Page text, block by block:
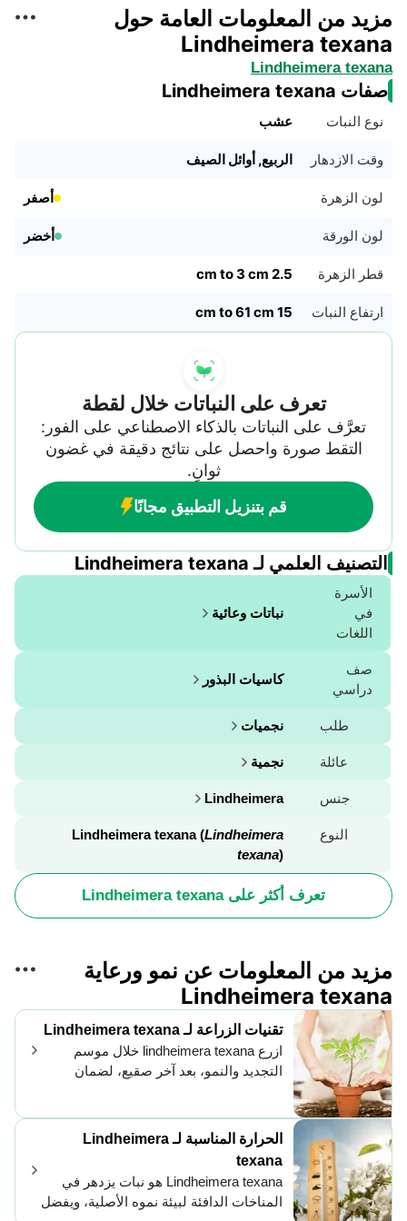
مزيد من المعلومات العامة حول
Lindheimera texana
Lindheimera texana
صفات Lindheimera texana
نوع النبات عشب
وقت الازدهار الربيع, أوائل الصيف
لون الزهرة أصفر
لون الورقة أخضر
قطر الزهرة 2.5 cm to 3 cm
ارتفاع النبات 15 cm to 61 cm
تعرف على النباتات خلال لقطة
تعرَّف على النباتات بالذكاء الاصطناعي على الفور:
التقط صورة واحصل على نتائج دقيقة في غضون
ثوانٍ.
قم بتنزيل التطبيق مجانًا
التصنيف العلمي لـ Lindheimera texana
الأسرة
في
اللغات
نباتات وعائية
صف
دراسي
كاسيات البذور
طلب نجميات
عائلة نجمية
جنس Lindheimera
النوع Lindheimera texana (Lindheimera
texana)
تعرف أكثر على Lindheimera texana
مزيد من المعلومات عن نمو ورعاية
Lindheimera texana
تقنيات الزراعة لـ Lindheimera texana
ازرع lindheimera texana خلال موسم
التجديد والنمو، بعد آخر صقيع، لضمان
برفق هو المفتاح - ج roots lindheimera
texana تفضل لمسة ناعمة.
الحرارة المناسبة لـ Lindheimera
texana
Lindheimera texana هو نبات يزدهر في
المناخات الدافئة لبيئة نموه الأصلية، ويفضل